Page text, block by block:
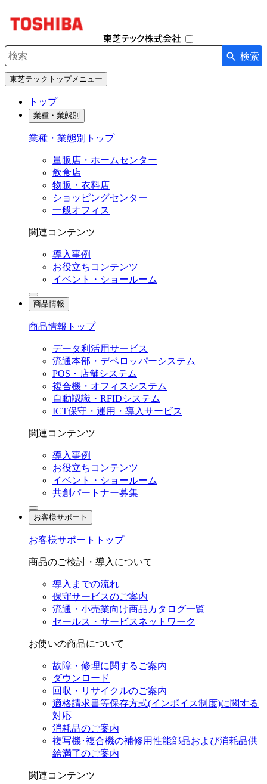
ー
検索キーワード入力 検索
東芝テックトップメニュー
トップ
業種・業態別
業種・業態別トップ
量販店・ホームセンター
飲食店
物販・衣料店
ショッピングセンター
一般オフィス
関連コンテンツ
導入事例
お役立ちコンテンツ
イベント・ショールーム
商品情報
商品情報トップ
データ利活用サービス
流通本部・デベロッパーシステム
POS・店舗システム
複合機・オフィスシステム
自動認識・RFIDシステム
ICT保守・運用・導入サービス
関連コンテンツ
導入事例
お役立ちコンテンツ
イベント・ショールーム
共創パートナー募集
お客様サポート
お客様サポートトップ
商品のご検討・導入について
導入までの流れ
保守サービスのご案内
流通・小売業向け商品カタログ一覧
セールス・サービスネットワーク
お使いの商品について
故障・修理に関するご案内
ダウンロード
回収・リサイクルのご案内
適格請求書等保存方式(インボイス制度)に関する
対応
消耗品のご案内
複写機･複合機の補修用性能部品および消耗品供
給満了のご案内
関連コンテンツ